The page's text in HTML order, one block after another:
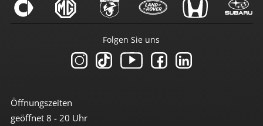
Öffnungszeiten
geöffnet 8 - 20 Uhr
Folgen Sie uns